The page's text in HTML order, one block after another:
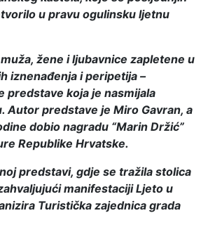
u pravu ogulinsku ljetnu
žene i ljubavnice zapletene u
iznenađenja i peripetija –
predstave koja je nasmijala
Autor predstave je Miro Gavran, a
dobio nagradu “Marin Držić”
Republike Hrvatske.
predstavi, gdje se tražila stolica
manifestaciji Ljeto u
Turistička zajednica grada